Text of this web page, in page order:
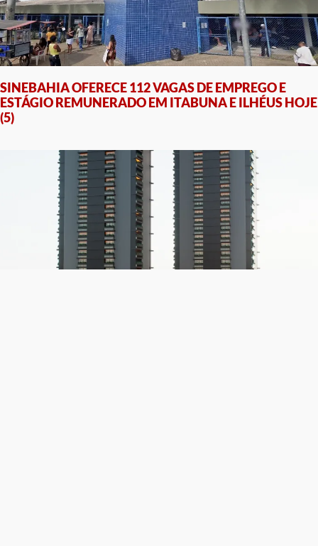
SINEBAHIA OFERECE 112 VAGAS DE EMPREGO E
ESTÁGIO REMUNERADO EM ITABUNA E ILHÉUS HOJE
(5)